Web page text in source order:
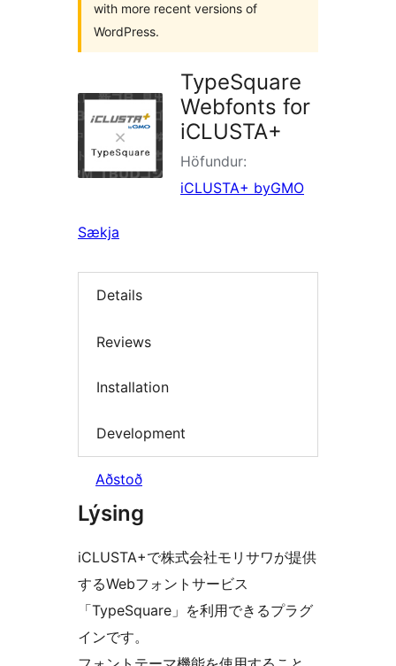
with more recent versions of
WordPress.
TypeSquare
Webfonts for
iCLUSTA+
Höfundur:
iCLUSTA+ byGMO
Sækja
Details
Reviews
Installation
Development
Aðstoð
Lýsing
iCLUSTA+で株式会社モリサワが提供
するWebフォントサービス
「TypeSquare」を利用できるプラグ
インです。